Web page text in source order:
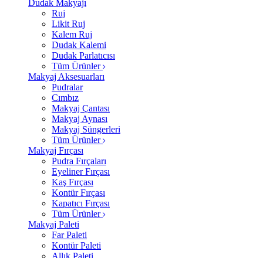
Dudak Makyajı
Ruj
Likit Ruj
Kalem Ruj
Dudak Kalemi
Dudak Parlatıcısı
Tüm Ürünler
Makyaj Aksesuarları
Pudralar
Cımbız
Makyaj Çantası
Makyaj Aynası
Makyaj Süngerleri
Tüm Ürünler
Makyaj Fırçası
Pudra Fırçaları
Eyeliner Fırçası
Kaş Fırçası
Kontür Fırçası
Kapatıcı Fırçası
Tüm Ürünler
Makyaj Paleti
Far Paleti
Kontür Paleti
Allık Paleti